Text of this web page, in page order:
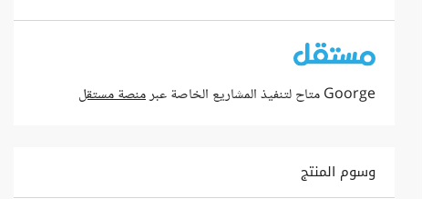
Goorge متاح لتنفيذ المشاريع الخاصة عبر منصة مستقل
وسوم المنتج